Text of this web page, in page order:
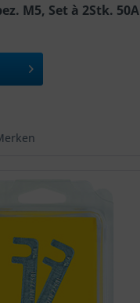
M5, Set à 2Stk. 50A